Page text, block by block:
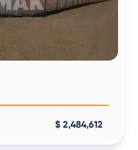
$ 2,484,612